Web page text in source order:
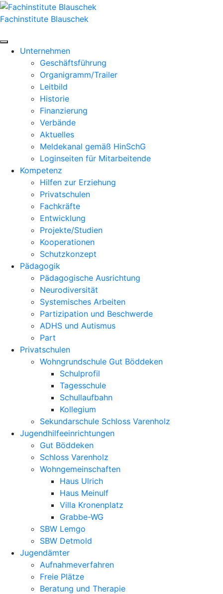
Zum
Inhalt
Fachinstitute Blauschek
Unternehmen
Geschäftsführung
Organigramm/Trailer
Leitbild
Historie
Finanzierung
Verbände
Aktuelles
Meldekanal gemäß HinSchG
Loginseiten für Mitarbeitende
Kompetenz
Hilfen zur Erziehung
Privatschulen
Fachkräfte
Entwicklung
Projekte/Studien
Kooperationen
Schutzkonzept
Pädagogik
Pädagogische Ausrichtung
Neurodiversität
Systemisches Arbeiten
Partizipation und Beschwerde
ADHS und Autismus
Part
Privatschulen
Wohngrundschule Gut Böddeken
Schulprofil
Tagesschule
Schullaufbahn
Kollegium
Sekundarschule Schloss Varenholz
Jugendhilfeeinrichtungen
Gut Böddeken
Schloss Varenholz
Wohngemeinschaften
Haus Ulrich
Haus Meinulf
Villa Kronenplatz
Grabbe-WG
SBW Lemgo
SBW Detmold
Jugendämter
Aufnahmeverfahren
Freie Plätze
Beratung und Therapie